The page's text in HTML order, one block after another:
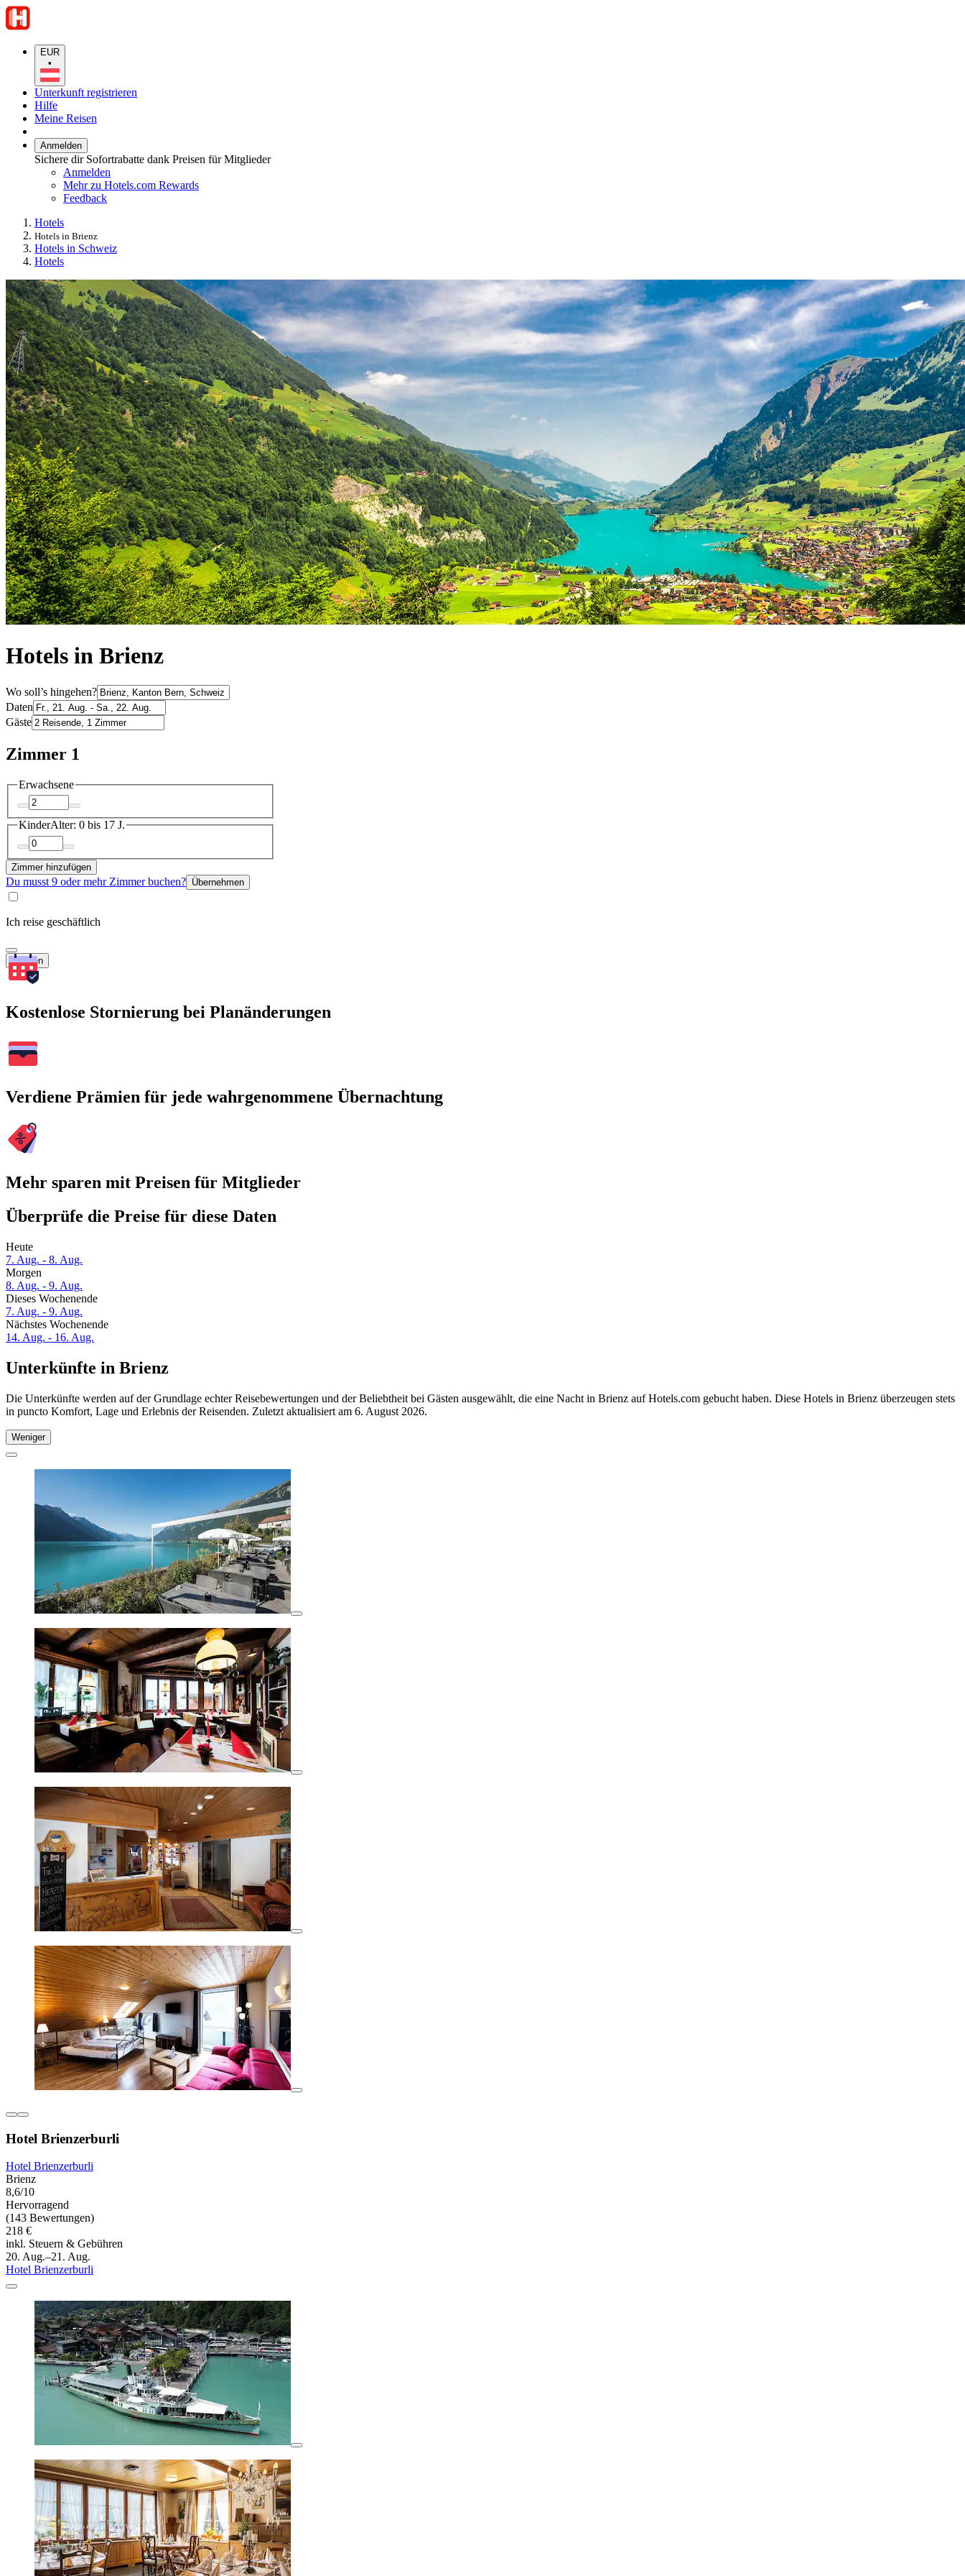
EUR
•
Unterkunft registrieren
Hilfe
Meine Reisen
Anmelden
Sichere dir Sofortrabatte dank Preisen für Mitglieder
Anmelden
Mehr zu Hotels.com Rewards
Feedback
Hotels
Hotels in Brienz
Hotels in Schweiz
Hotels
Hotels in Brienz
Wo soll’s hingehen?
Daten
Gäste
Zimmer 1
Erwachsene
KinderAlter: 0 bis 17 J.
Zimmer hinzufügen
Du musst 9 oder mehr Zimmer buchen? Übernehmen
Ich reise geschäftlich
Suchen
Kostenlose Stornierung bei Planänderungen
Verdiene Prämien für jede wahrgenommene Übernachtung
Mehr sparen mit Preisen für Mitglieder
Überprüfe die Preise für diese Daten
Heute
7. Aug. - 8. Aug.
Morgen
8. Aug. - 9. Aug.
Dieses Wochenende
7. Aug. - 9. Aug.
Nächstes Wochenende
14. Aug. - 16. Aug.
Unterkünfte in Brienz
Die Unterkünfte werden auf der Grundlage echter Reisebewertungen und der Beliebtheit bei Gästen ausgewählt, die eine Nacht in Brienz auf Hotels.com gebucht haben. Diese Hotels in Brienz überzeugen stets
in puncto Komfort, Lage und Erlebnis der Reisenden. Zuletzt aktualisiert am 6. August 2026.
Weniger
Hotel Brienzerburli
Hotel Brienzerburli
Brienz
8,6/10
Hervorragend
(143 Bewertungen)
218 €
inkl. Steuern & Gebühren
20. Aug.–21. Aug.
Hotel Brienzerburli